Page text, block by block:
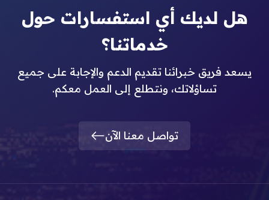
هل لديك أي استفسارات حول
خدماتنا؟
يسعد فريق خبرائنا تقديم الدعم والإجابة على جميع
تساؤلاتك، ونتطلع إلى العمل معكم.
تواصل معنا الآن